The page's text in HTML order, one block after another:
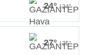
24° / 24°
27° / 25°